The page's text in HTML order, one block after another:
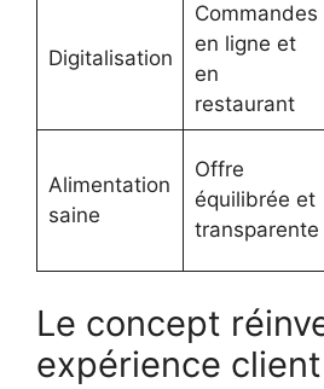
Digitalisation
Commandes
en ligne et
en
restaurant
Alimentation
saine
Offre
équilibrée et
transparente
Le concept
expérience client